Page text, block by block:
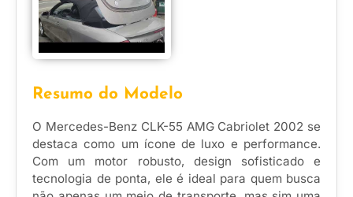
Resumo do Modelo
O Mercedes-Benz CLK-55 AMG Cabriolet 2002 se
destaca como um ícone de luxo e performance.
Com um motor robusto, design sofisticado e
tecnologia de ponta, ele é ideal para quem busca